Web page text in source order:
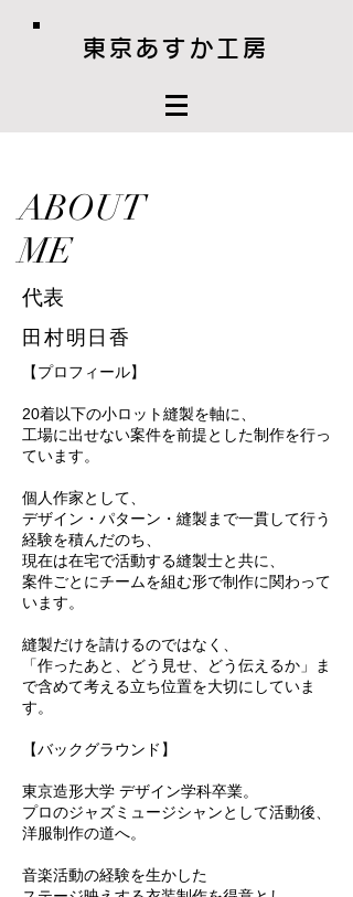
東京あすか工房
ABOUT
ME
代表
田村明日香
【プロフィール】
20着以下の小ロット縫製を軸に、
工場に出せない案件を前提とした制作を行っ
ています。
個人作家として、
デザイン・パターン・縫製まで一貫して行う
経験を積んだのち、
現在は在宅で活動する縫製士と共に、
案件ごとにチームを組む形で制作に関わって
います。
縫製だけを請けるのではなく、
「作ったあと、どう見せ、どう伝えるか」ま
で含めて考える立ち位置を大切にしていま
す。
【バックグラウンド】
東京造形大学 デザイン学科卒業。
プロのジャズミュージシャンとして活動後、
洋服制作の道へ。
音楽活動の経験を生かした